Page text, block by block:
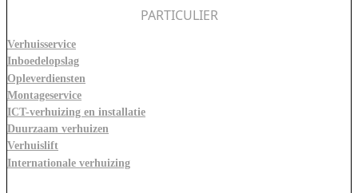
PARTICULIER
Verhuisservice
Inboedelopslag
Opleverdiensten
Montageservice
ICT-verhuizing en installatie
Duurzaam verhuizen
Verhuislift
Internationale verhuizing